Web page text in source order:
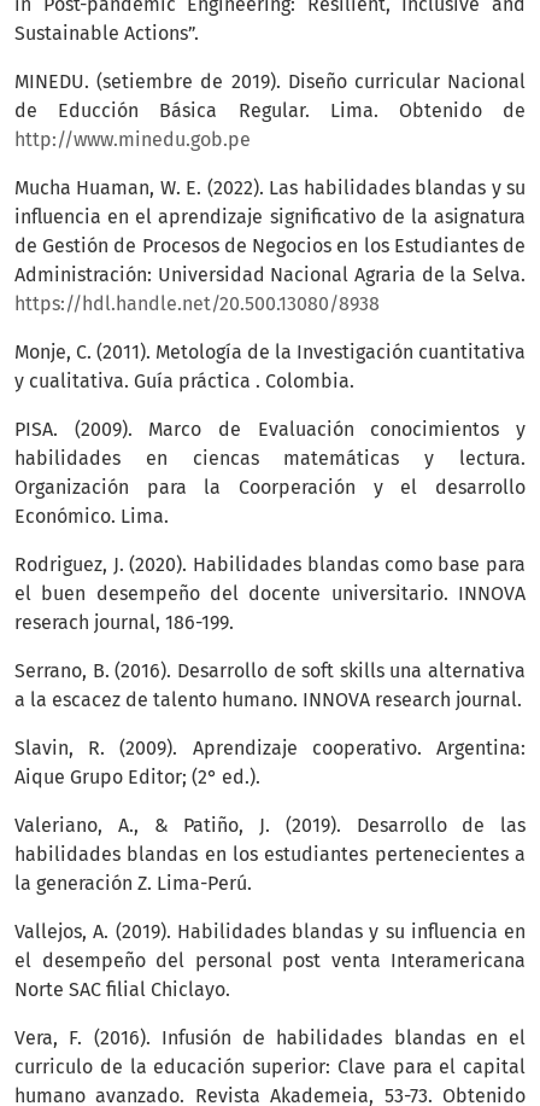
in Post-pandemic Engineering: Resilient, Inclusive and
Sustainable Actions”.
MINEDU. (setiembre de 2019). Diseño curricular Nacional
de Educción Básica Regular. Lima. Obtenido de
http://www.minedu.gob.pe
Mucha Huaman, W. E. (2022). Las habilidades blandas y su
influencia en el aprendizaje significativo de la asignatura
de Gestión de Procesos de Negocios en los Estudiantes de
Administración: Universidad Nacional Agraria de la Selva.
https://hdl.handle.net/20.500.13080/8938
Monje, C. (2011). Metología de la Investigación cuantitativa
y cualitativa. Guía práctica . Colombia.
PISA. (2009). Marco de Evaluación conocimientos y
habilidades en ciencas matemáticas y lectura.
Organización para la Coorperación y el desarrollo
Económico. Lima.
Rodriguez, J. (2020). Habilidades blandas como base para
el buen desempeño del docente universitario. INNOVA
reserach journal, 186-199.
Serrano, B. (2016). Desarrollo de soft skills una alternativa
a la escacez de talento humano. INNOVA research journal.
Slavin, R. (2009). Aprendizaje cooperativo. Argentina:
Aique Grupo Editor; (2° ed.).
Valeriano, A., & Patiño, J. (2019). Desarrollo de las
habilidades blandas en los estudiantes pertenecientes a
la generación Z. Lima-Perú.
Vallejos, A. (2019). Habilidades blandas y su influencia en
el desempeño del personal post venta Interamericana
Norte SAC filial Chiclayo.
Vera, F. (2016). Infusión de habilidades blandas en el
curriculo de la educación superior: Clave para el capital
humano avanzado. Revista Akademeia, 53-73. Obtenido